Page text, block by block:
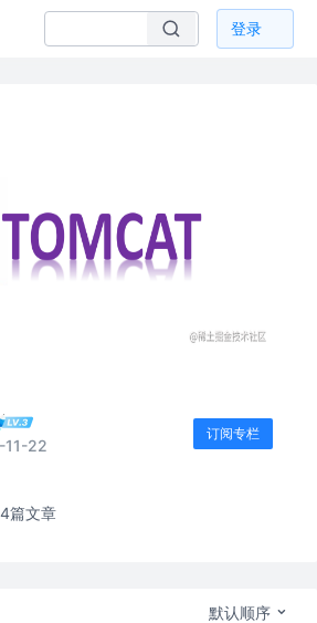
登录
11-22
订阅专栏
篇文章
默认顺序